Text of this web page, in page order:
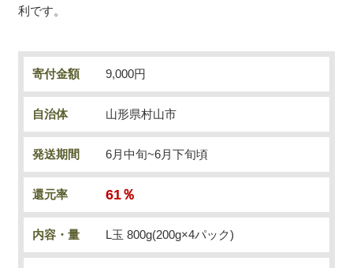
利です。
寄付金額 9,000円
自治体 山形県村山市
発送期間 6月中旬~6月下旬頃
還元率 61％
内容・量 L玉 800g(200g×4パック)